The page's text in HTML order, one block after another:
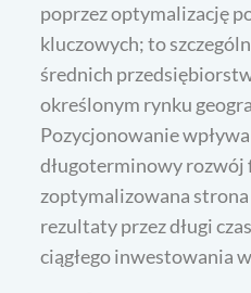
poprzez optymalizację
kluczowych; to
średnich
określonym rynku
Pozycjonowanie
długoterminowy rozwój
zoptymalizowana
rezultaty przez długi
ciągłego inwestowania